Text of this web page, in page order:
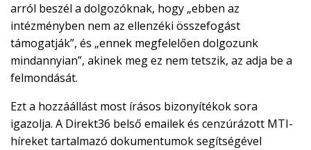
arról beszél a dolgozóknak, hogy „ebben az
intézményben nem az ellenzéki összefogást
támogatják”, és „ennek megfelelően dolgozunk
mindannyian”, akinek meg ez nem tetszik, az adja be a
felmondását.
Ezt a hozzáállást most írásos bizonyítékok sora
igazolja. A Direkt36 belső emailek és cenzúrázott MTI-
híreket tartalmazó dokumentumok segítségével